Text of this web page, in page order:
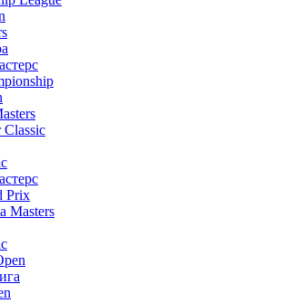
Classic
Prix
Masters